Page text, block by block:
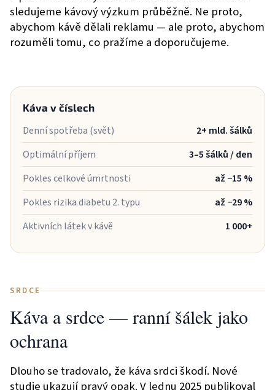
sledujeme kávový výzkum průběžně. Ne proto,
abychom kávě dělali reklamu — ale proto, abychom
rozuměli tomu, co pražíme a doporučujeme.
Káva v číslech
Denní spotřeba (svět)
2+ mld. šálků
Optimální příjem
3–5 šálků / den
Pokles celkové úmrtnosti
až −15 %
Pokles rizika diabetu 2. typu
až −29 %
Aktivních látek v kávě
1 000+
SRDCE
Káva a srdce — ranní šálek jako
ochrana
Dlouho se tradovalo, že káva srdci škodí. Nové
studie ukazují pravý opak. V lednu 2025 publikoval